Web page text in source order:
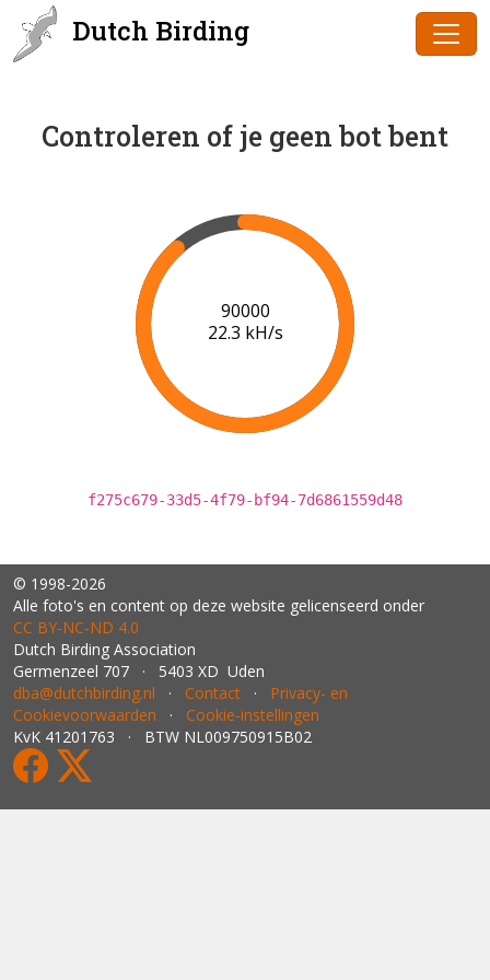
Dutch Birding
Controleren of je geen bot bent
91000
22.3 kH/s
f275c679-33d5-4f79-bf94-7d6861559d48
© 1998-2026
Alle foto's en content op deze website gelicenseerd onder
CC BY‑NC‑ND 4.0
Dutch Birding Association
Germenzeel 707 · 5403 XD Uden
dba@dutchbirding.nl · Contact · Privacy- en
Cookievoorwaarden · Cookie-instellingen
KvK 41201763 · BTW NL009750915B02